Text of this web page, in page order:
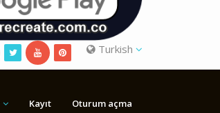
Turkish
Kayıt Oturum açma